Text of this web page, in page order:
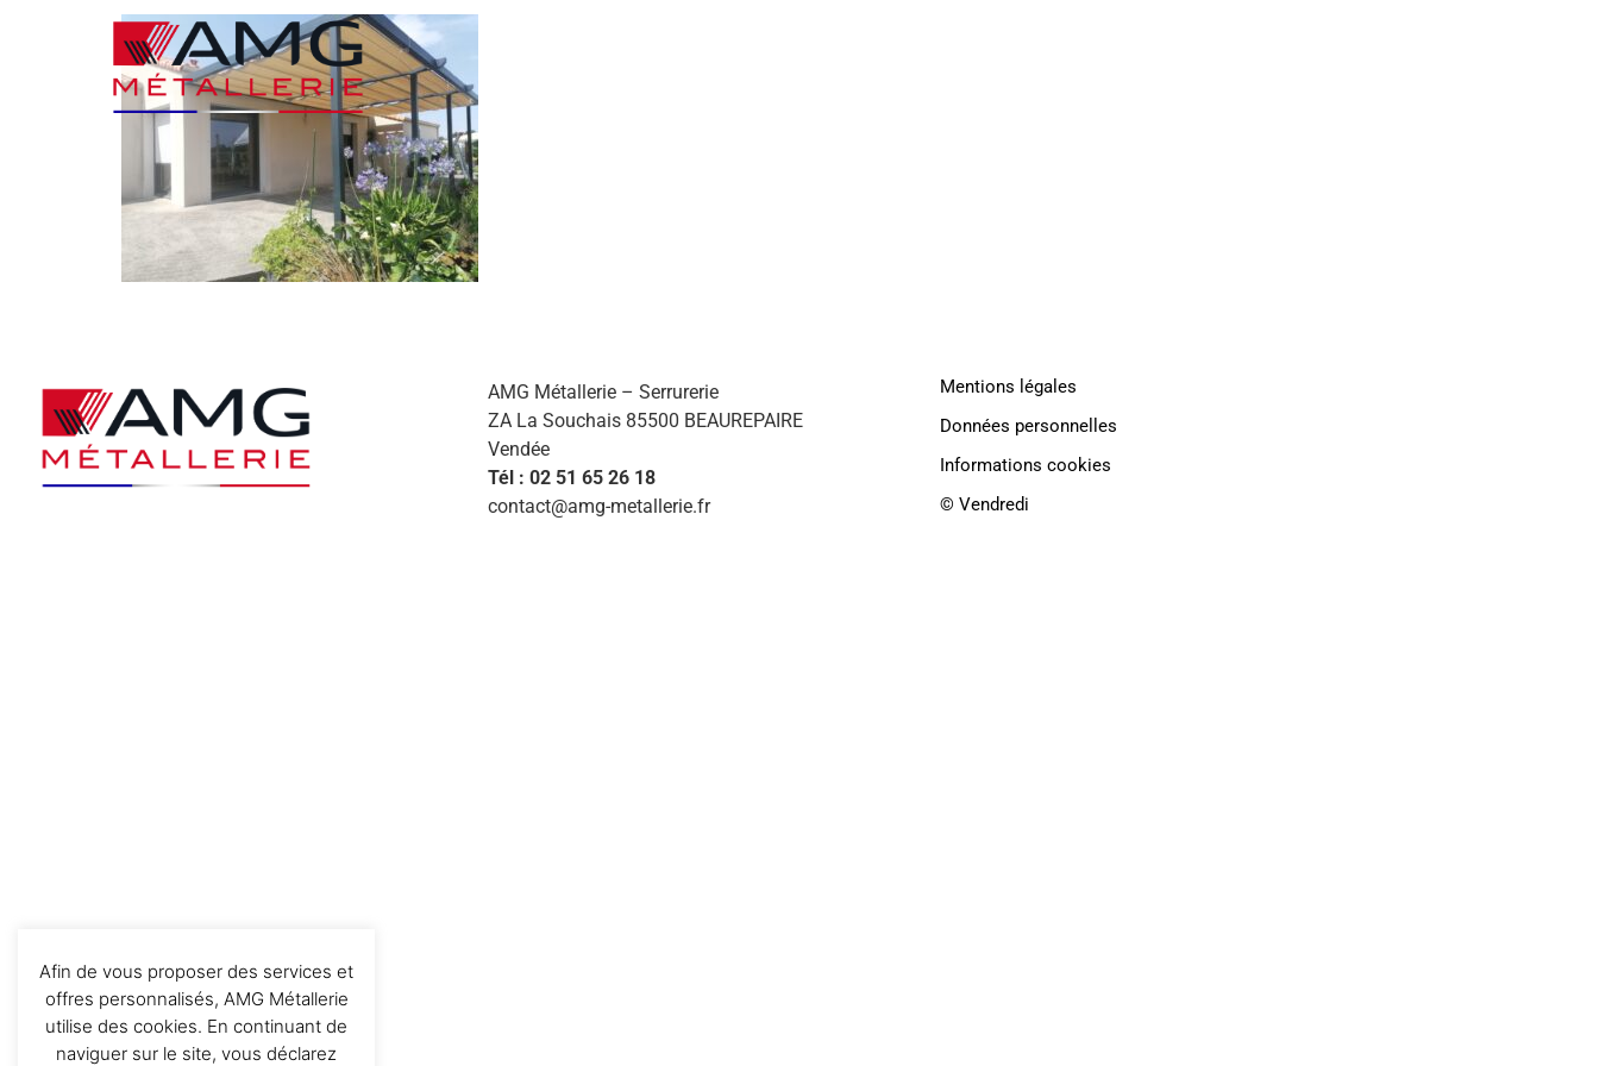
AMG Métallerie – Serrurerie
ZA La Souchais 85500 BEAUREPAIRE
Vendée
Tél : 02 51 65 26 18
contact@amg-metallerie.fr
Mentions légales
Données personnelles
Informations cookies
©️ Vendredi
Afin de vous proposer des services et
offres personnalisés, AMG Métallerie
utilise des cookies. En continuant de
naviguer sur le site, vous déclarez